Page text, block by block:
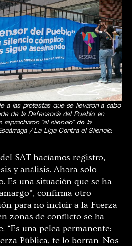
a las protestas que se llevaron a cabo
de la Defensoría del Pueblo en
“el silencio” de la
/ La Liga Contra el Silencio.
SAT hacíamos registro,
y análisis. Ahora solo
Es una situación que se ha
confirma otro
para no incluir a la Fuerza
zonas de conflicto se ha
“Es una pelea permanente:
Pública, te lo borran. Nos